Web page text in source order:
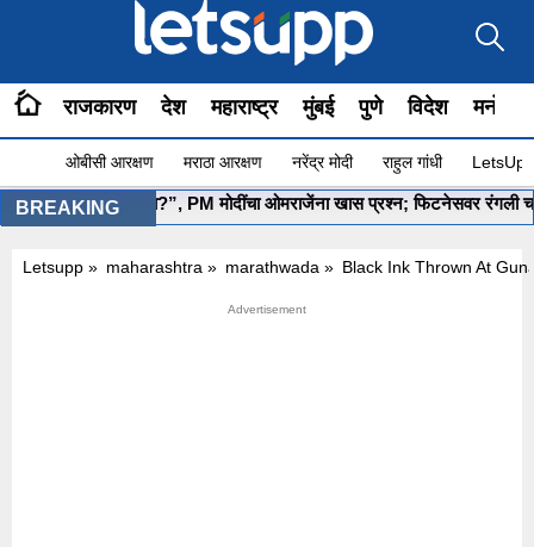
राजकारण देश महाराष्ट्र मुंबई पुणे विदेश
ओबीसी आरक्षण मराठा आरक्षण नरेंद्र मोदी राहुल गांधी
BREAKING
”योग सुरू आहे ना?”, PM मोदींचा ओमराजेंना खास प्रश्न; फिटनेसवर रंगली चर्चा
Letsupp » maharashtra » marathwada » Black Ink Thrown At